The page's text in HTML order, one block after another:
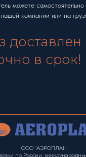
можете самостоятельно
компании или на
в срок!
ООО "АЭРОПЛАН"
по России,